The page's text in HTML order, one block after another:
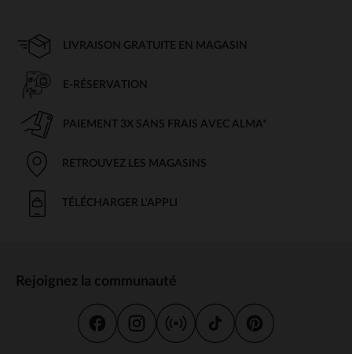
LIVRAISON GRATUITE EN MAGASIN
E-RÉSERVATION
PAIEMENT 3X SANS FRAIS AVEC ALMA*
RETROUVEZ LES MAGASINS
TÉLÉCHARGER L'APPLI
Rejoignez la communauté